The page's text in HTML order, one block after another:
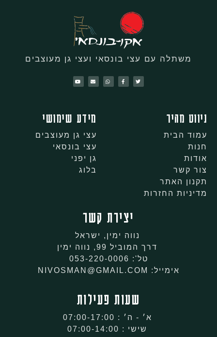
משתלה עם עצי בונסאי ועצי גן מעוצבים
ניווט מהיר
עמוד הבית
חנות
אודות
צור קשר
תקנון האתר
מדיניות החזרות
מידע שימושי
עצי גן מעוצבים
עצי בונסאי
גן יפני
בלוג
יצירת קשר
נווה ימין, ישראל
דרך המוביל 99, נווה ימין
טל': 053-220-0006
אימייל: NIVOSMAN@GMAIL.COM
שעות פעילות
א׳ - ה׳ : 07:00-17:00
שישי : 07:00-14:00